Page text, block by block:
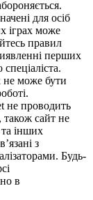
для осіб
іграх може
правил
перших
не може бути
не проводить
також сайт не
інших
з
Будь-
в